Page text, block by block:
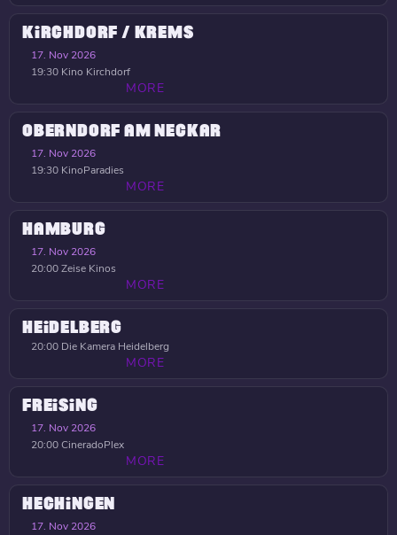
KIRCHDORF / KREMS
17. Nov 2026
19:30 Kino Kirchdorf
MORE
OBERNDORF AM NECKAR
17. Nov 2026
19:30 KinoParadies
MORE
HAMBURG
17. Nov 2026
20:00Zeise Kinos
MORE
HEIDELBERG
20:00 Die Kamera Heidelberg
MORE
FREISING
17. Nov 2026
20:00CineradoPlex
MORE
HECHINGEN
17. Nov 2026